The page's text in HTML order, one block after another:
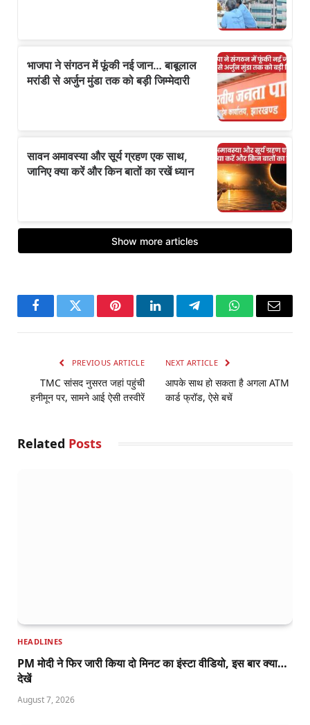
FacebookTwitter PinterestLinkedInTelegramWhatsApp
Email
PREVIOUS ARTICLE
TMC सांसद नुसरत जहां पहुंची
हनीमून पर, सामने आई ऐसी तस्वीरें
NEXT ARTICLE
आपके साथ हो सकता है अगला ATM
कार्ड फ्रॉड, ऐसे बचें
Related Posts
HEADLINES
PM मोदी ने फिर जारी किया दो मिनट का इंस्टा वीडियो, इस बार क्या…
देखें
August 7, 2026